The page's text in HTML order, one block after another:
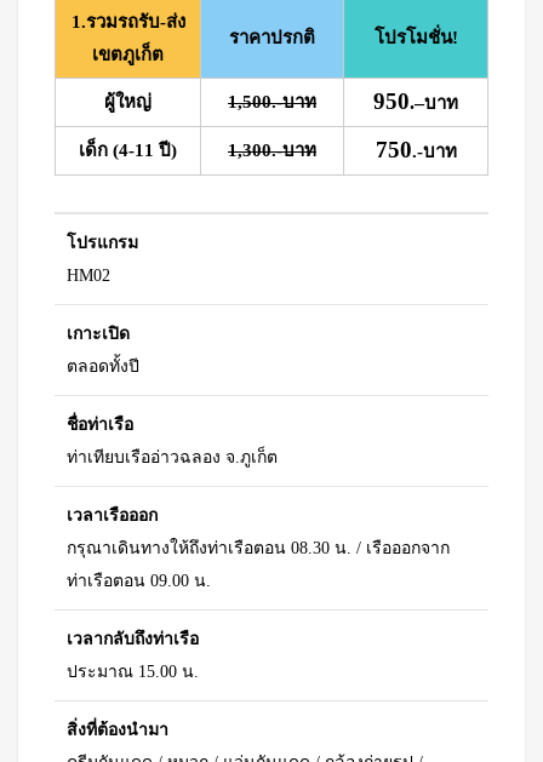
1.รวมรถรับ-ส่ง
เขตภูเก็ต
ราคาปรกติ โปรโมชั่น!
ผู้ใหญ่ 1,500.-บาท 950.–บาท
เด็ก (4-11 ปี) 1,300.-บาท 750.-บาท
โปรแกรม
HM02
เกาะเปิด
ตลอดทั้งปี
ชื่อท่าเรือ
ท่าเทียบเรืออ่าวฉลอง จ.ภูเก็ต
เวลาเรือออก
กรุณาเดินทางให้ถึงท่าเรือตอน 08.30 น. / เรือออกจาก
ท่าเรือตอน 09.00 น.
เวลากลับถึงท่าเรือ
ประมาณ 15.00 น.
สิ่งที่ต้องนำมา